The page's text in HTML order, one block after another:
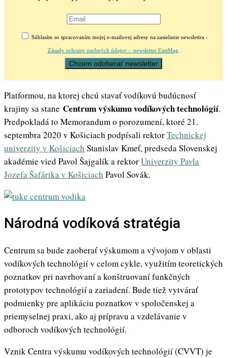
Súhlasím so spracovaním mojej e-mailovej adresy na zasielanie newslettra -
Zásady ochrany osobných údajov – newsletter EastMag
Platformou, na ktorej chcú stavať vodíkovú budúcnosť
krajiny sa stane Centrum výskumu vodíkových technológií.
Predpokladá to Memorandum o porozumení, ktoré 21.
septembra 2020 v Košiciach podpísali rektorTechnickej
univerzity v Košiciach Stanislav Kmeť, predseda Slovenskej
akadémie vied Pavol Šajgalík a rektorUniverzity Pavla
Jozefa Šafárika v Košiciach Pavol Sovák.
Národná vodíková stratégia
Centrum sa bude zaoberať výskumom a vývojom v oblasti
vodíkových technológií v celom cykle, využitím teoretických
poznatkov pri navrhovaní a konštruovaní funkčných
prototypov technológií a zariadení. Bude tiež vytvárať
podmienky pre aplikáciu poznatkov v spoločenskej a
priemyselnej praxi, ako aj prípravu a vzdelávanie v
odboroch vodíkových technológií.
Vznik Centra výskumu vodíkových technológií (CVVT) je